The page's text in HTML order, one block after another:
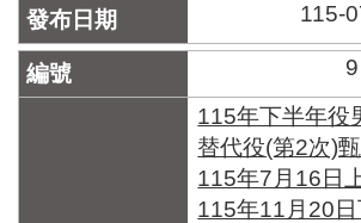
115-
9
115年下半年役
替代役(第2次)
115年7月16日
115年11月20